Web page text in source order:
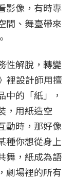
影像，有時專
間、舞臺帶來
性解脫，轉變
裡設計師用擅
中的「紙」，
，用紙造空
動時，那好像
種你想從身上
舞，紙成為語
劇場裡的所有